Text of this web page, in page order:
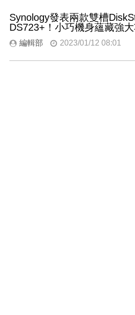
Synology發表兩款雙槽
DS723+！小巧機身蘊藏強
編輯部 2023/01/12 08:01